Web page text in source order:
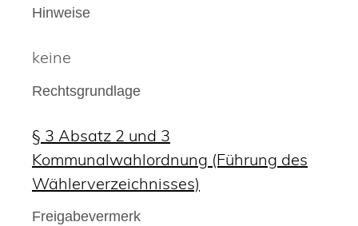
Hinweise
keine
Rechtsgrundlage
§ 3 Absatz 2 und 3
Kommunalwahlordnung (Führung des
Wählerverzeichnisses)
Freigabevermerk